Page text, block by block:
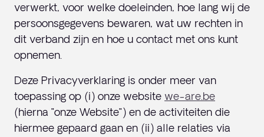
verwerkt, voor welke doeleinden, hoe lang wij de
persoonsgegevens bewaren, wat uw rechten in
dit verband zijn en hoe u contact met ons kunt
opnemen.
Deze Privacyverklaring is onder meer van
toepassing op (i) onze website we-are.be
(hierna "onze Website") en de activiteiten die
hiermee gepaard gaan en (ii) alle relaties via